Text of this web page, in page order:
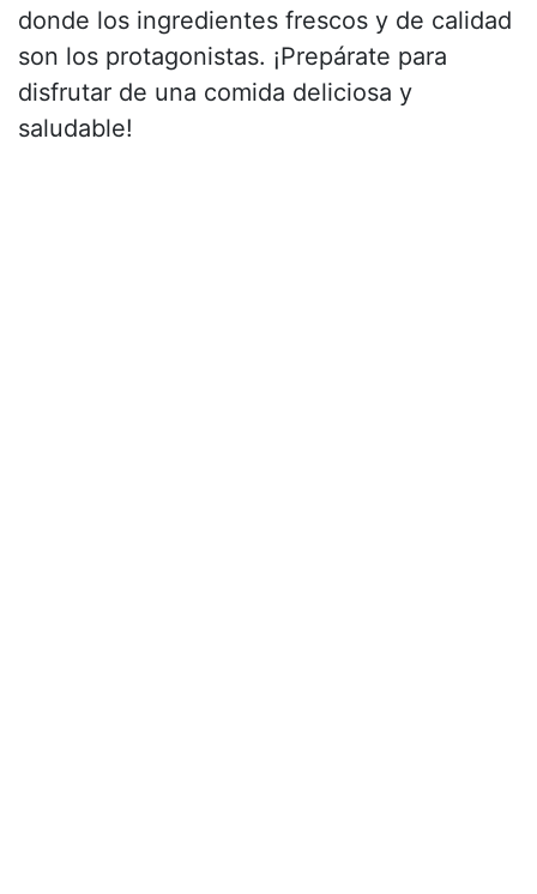
donde los ingredientes frescos y de calidad
son los protagonistas. ¡Prepárate para
disfrutar de una comida deliciosa y
saludable!